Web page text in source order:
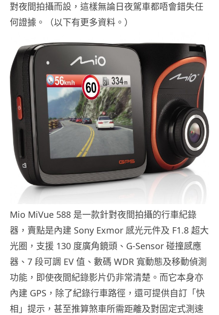
對夜間拍攝而設，這樣無論日夜駕車都唔會錯失任
何證據。（以下有更多資料。）
Mio MiVue 588 是一款針對夜間拍攝的行車紀錄
器，賣點是內建 Sony Exmor 感光元件及 F1.8 超大
光圈，支援 130 度廣角鏡頭、G-Sensor 碰撞感應
器、7 段可調 EV 值、數碼 WDR 寬動態及移動偵測
功能，即使夜間紀錄影片仍非常清楚。而它本身亦
內建 GPS，除了紀錄行車路徑，還可提供自訂「快
相」提示，甚至推算煞車所需距離及對固定式測速